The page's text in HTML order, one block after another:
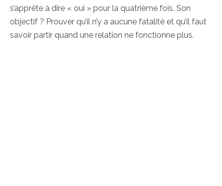
s’apprête à dire « oui » pour la quatrième fois. Son
objectif ? Prouver qu’il n’y a aucune fatalité et qu’il faut
savoir partir quand une relation ne fonctionne plus.